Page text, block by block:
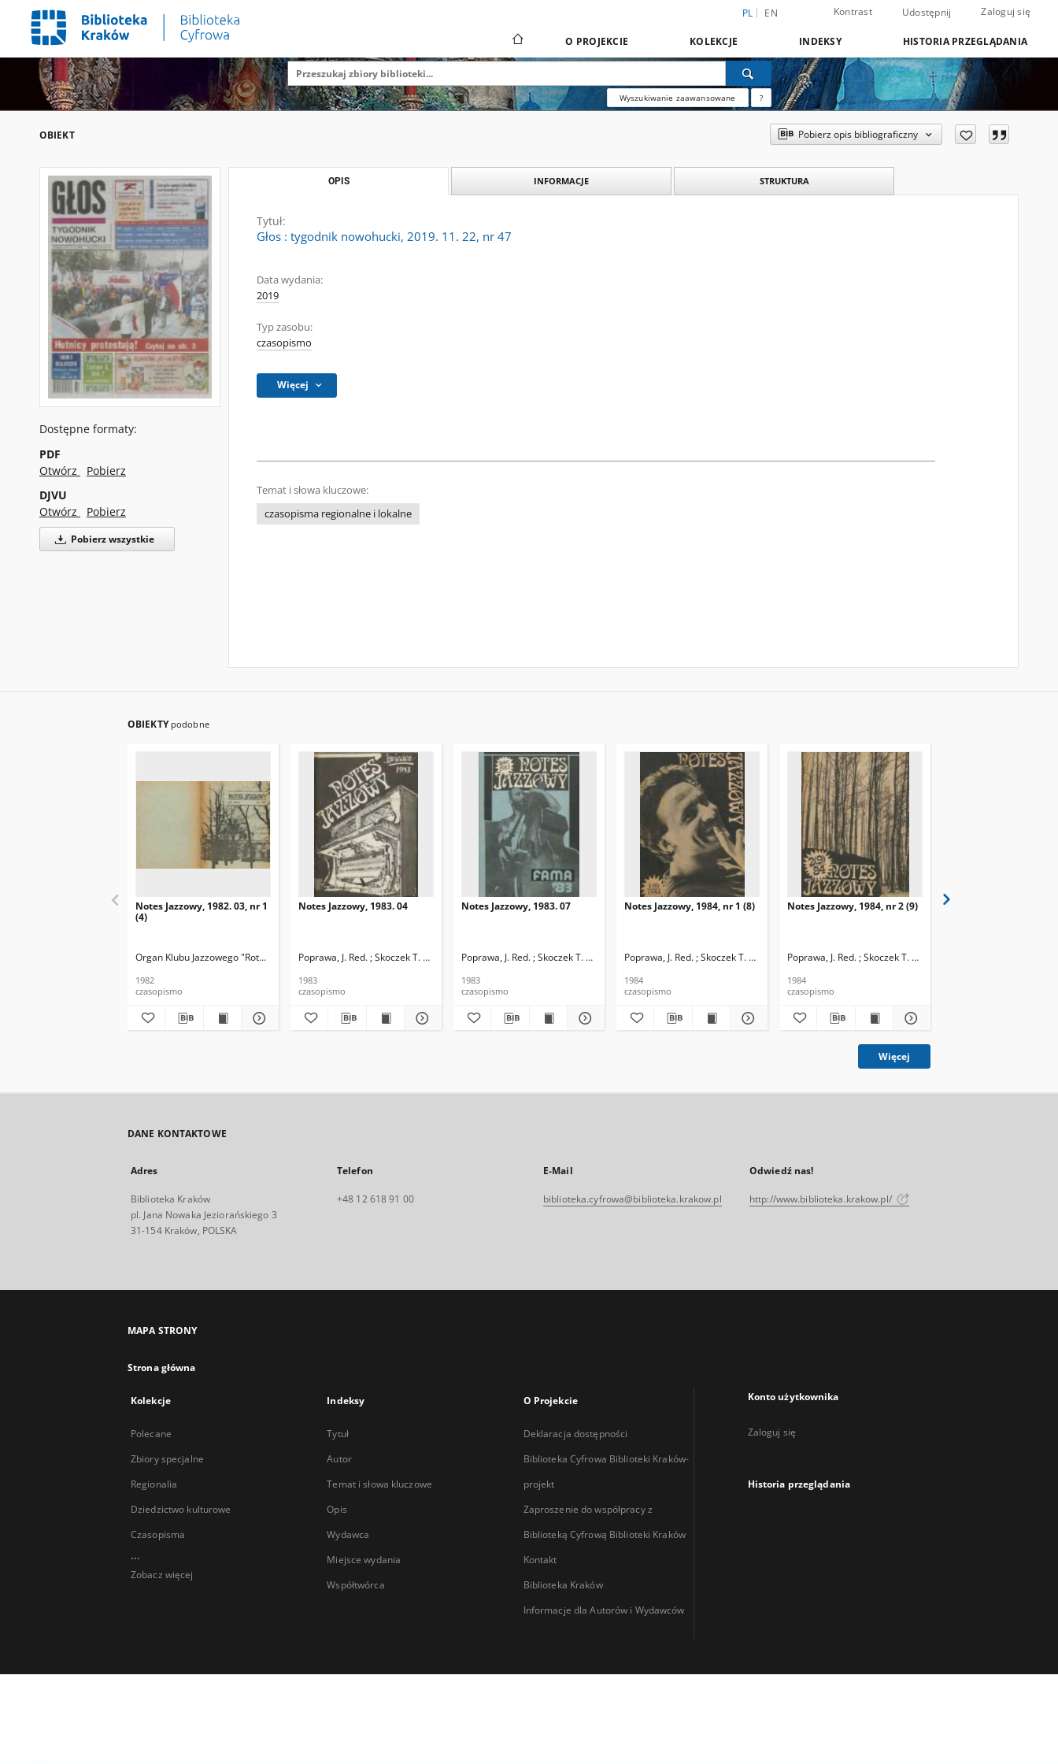
PL EN Kontrast Udostępnij Zaloguj się
O PROJEKCIE KOLEKCJE INDEKSY HISTORIA PRZEGLĄDANIA
Wyszukiwanie zaawansowane ?
OBIEKT Pobierz opis bibliograficzny
Dostępne formaty:
PDF
Otwórz
Pobierz
DJVU
Otwórz
Pobierz
Pobierz wszystkie
OPIS INFORMACJE STRUKTURA
Tytuł:
Głos : tygodnik nowohucki, 2019. 11. 22, nr 47
Data wydania:
2019
Typ zasobu:
czasopismo
Więcej
Temat i słowa kluczowe:
czasopisma regionalne i lokalne
OBIEKTY podobne
Notes Jazzowy, 1982. 03, nr 1
(4)
Organ Klubu Jazzowego "Rotunda" Skoczek, T. Red.
1982
czasopismo
Notes Jazzowy, 1983. 04
Poprawa, J. Red. ; Skoczek T. Red.
1983
czasopismo
Notes Jazzowy, 1983. 07
Poprawa, J. Red. ; Skoczek T. Red.
1983
czasopismo
Notes Jazzowy, 1984, nr 1 (8)
Poprawa, J. Red. ; Skoczek T. Red.
1984
czasopismo
Notes Jazzowy, 1984, nr 2 (9)
Poprawa, J. Red. ; Skoczek T. Red.
1984
czasopismo
Więcej
DANE KONTAKTOWE
Adres
Biblioteka Kraków
pl. Jana Nowaka Jeziorańskiego 3
31-154 Kraków, POLSKA
Telefon
+48 12 618 91 00
E-Mail
biblioteka.cyfrowa@biblioteka.krakow.pl
Odwiedź nas!
http://www.biblioteka.krakow.pl/
MAPA STRONY
Strona główna
Kolekcje
Polecane
Zbiory specjalne
Regionalia
Dziedzictwo kulturowe
Czasopisma
...
Zobacz więcej
Indeksy
Tytuł
Autor
Temat i słowa kluczowe
Opis
Wydawca
Miejsce wydania
Współtwórca
O Projekcie
Deklaracja dostępności
Biblioteka Cyfrowa Biblioteki Kraków-
projekt
Zaproszenie do współpracy z
Biblioteką Cyfrową Biblioteki Kraków
Kontakt
Biblioteka Kraków
Informacje dla Autorów i Wydawców
Konto użytkownika
Zaloguj się
Historia przeglądania